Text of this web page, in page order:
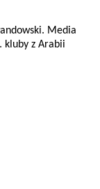
Media
kluby z Arabii